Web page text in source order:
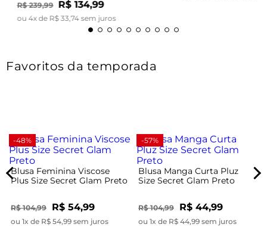
R$ 239,99 R$ 134,99
ou 4x de R$ 33 ,74sem juros
Favoritos da temporada
-48%
Blusa Feminina Viscose
Plus Size Secret Glam Preto
R$ 104,99 R$ 54,99
ou 1x de R$ 54,99 sem juros
-57%
Blusa Manga Curta Pluz
Size Secret Glam Preto
R$ 104,99 R$ 44,99
ou 1x de R$ 44,99 sem juros